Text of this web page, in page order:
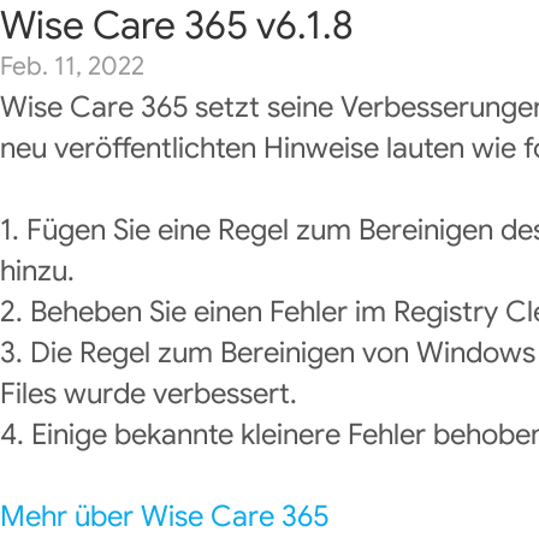
Wise Care 365 v6.1.8
Feb. 11, 2022
Wise Care 365 setzt seine
neu veröffentlichten Hinweise lauten wie
1. Fügen Sie eine Regel zum Bereinigen
hinzu.
2. Beheben Sie einen Fehler im Registry
3. Die Regel zum Bereinigen von
Files wurde verbessert.
4. Einige bekannte kleinere Fehler
Mehr über Wise Care 365